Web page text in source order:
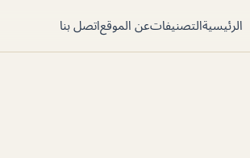
الرئيسيةالتصنيفاتعن الموقعاتصل بنا